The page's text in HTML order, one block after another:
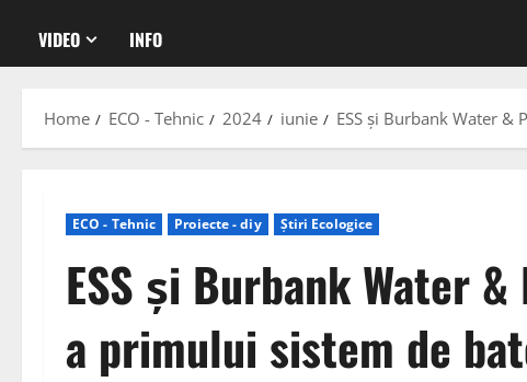
VIDEO INFO
Home ECO - Tehnic 2024 iunie ESS și Burbank Water
ECO - Tehnic Proiecte - diy Știri Ecologice
ESS și Burbank Water
a primului sistem de